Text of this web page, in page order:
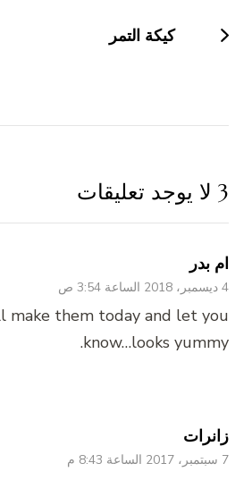
كيكة التمر
3 لا يوجد تعليقات
ام بدر
4 ديسمبر، 2018 الساعة 3:54 ص
make them today and let you
know…looks yummy.
زانرات
7 سبتمبر، 2017 الساعة 8:43 م